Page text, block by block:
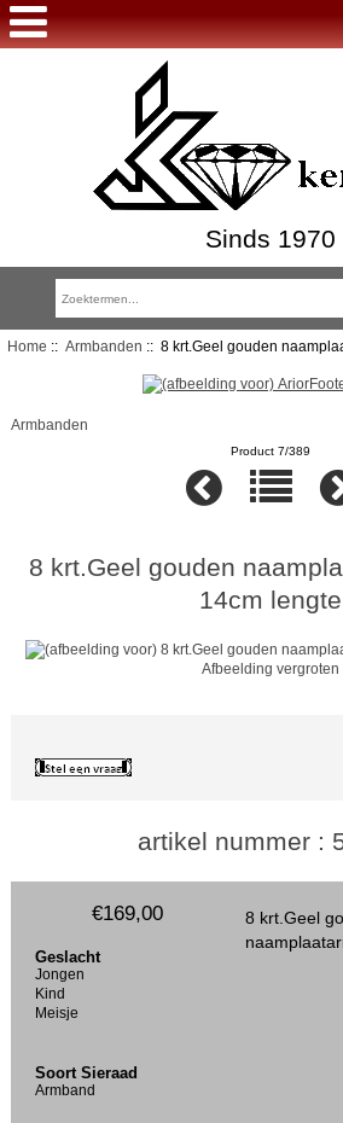
Sinds 1970
Home :: Armbanden :: 8 krt.Geel gouden
Armbanden
Product 7/389
8 krt.Geel gouden
14cm lengte
Afbeelding vergroten
artikel nummer :
8 krt.Geel
€169,00
Geslacht
Jongen
Kind
Meisje
Soort Sieraad
Armband